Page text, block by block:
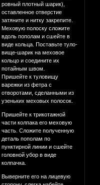
ровный плотный шарик),
оставленное отверстие
затяните и нитку закрепите.
Меховую полоску сложите
вдоль пополам и сшейте в
виде кольца. Поставьте туло-
вище-шарик на меховое
кольцо и соедините их
потайным швом.
Пришейте к туловищу
варежки из фетра с
отворотами, сделанными из
узеньких меховых полосок.
Пришейте к трикотажной
части колпака его меховую
часть. Сложите полученную
деталь пополам по
пунктирной линии и сшейте
головной убор в виде
колпачка.
Выверните его на лицевую